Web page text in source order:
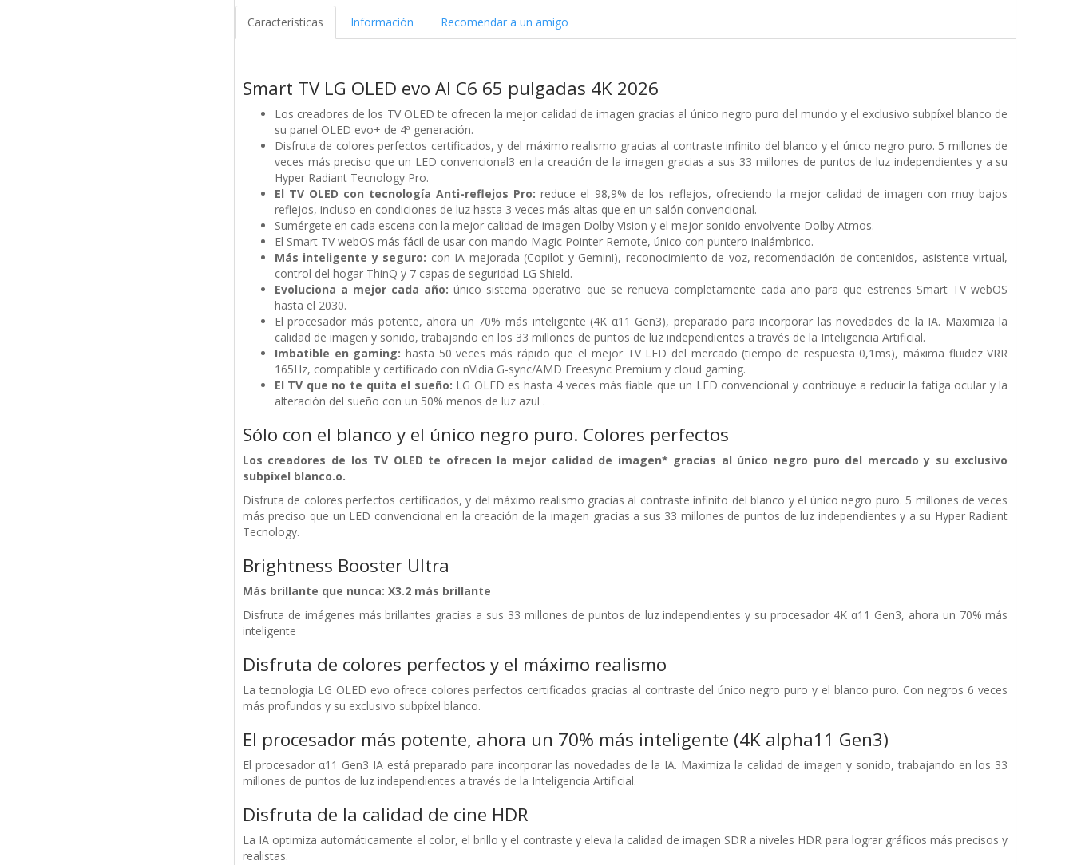
Características Información Recomendar a un amigo
Smart TV LG OLED evo AI C6 65 pulgadas 4K 2026
Los creadores de los TV OLED te ofrecen la mejor calidad de imagen gracias al único negro puro del mundo y el exclusivo subpíxel blanco de
su panel OLED evo+ de 4ª generación.
Disfruta de colores perfectos certificados, y del máximo realismo gracias al contraste infinito del blanco y el único negro puro. 5 millones de
veces más preciso que un LED convencional3 en la creación de la imagen gracias a sus 33 millones de puntos de luz independientes y a su
Hyper Radiant Tecnology Pro.
El TV OLED con tecnología Anti-reflejos Pro: reduce el 98,9% de los reflejos, ofreciendo la mejor calidad de imagen con muy bajos
reflejos, incluso en condiciones de luz hasta 3 veces más altas que en un salón convencional.
Sumérgete en cada escena con la mejor calidad de imagen Dolby Vision y el mejor sonido envolvente Dolby Atmos.
El Smart TV webOS más fácil de usar con mando Magic Pointer Remote, único con puntero inalámbrico.
Más inteligente y seguro: con IA mejorada (Copilot y Gemini), reconocimiento de voz, recomendación de contenidos, asistente virtual,
control del hogar ThinQ y 7 capas de seguridad LG Shield.
Evoluciona a mejor cada año: único sistema operativo que se renueva completamente cada año para que estrenes Smart TV webOS
hasta el 2030.
El procesador más potente, ahora un 70% más inteligente (4K α11 Gen3), preparado para incorporar las novedades de la IA. Maximiza la
calidad de imagen y sonido, trabajando en los 33 millones de puntos de luz independientes a través de la Inteligencia Artificial.
Imbatible en gaming: hasta 50 veces más rápido que el mejor TV LED del mercado (tiempo de respuesta 0,1ms), máxima fluidez VRR
165Hz, compatible y certificado con nVidia G-sync/AMD Freesync Premium y cloud gaming.
El TV que no te quita el sueño: LG OLED es hasta 4 veces más fiable que un LED convencional y contribuye a reducir la fatiga ocular y la
alteración del sueño con un 50% menos de luz azul .
Sólo con el blanco y el único negro puro. Colores perfectos
Los creadores de los TV OLED te ofrecen la mejor calidad de imagen* gracias al único negro puro del mercado y su exclusivo
subpíxel blanco.o.
Disfruta de colores perfectos certificados, y del máximo realismo gracias al contraste infinito del blanco y el único negro puro. 5 millones de veces
más preciso que un LED convencional en la creación de la imagen gracias a sus 33 millones de puntos de luz independientes y a su Hyper Radiant
Tecnology.
Brightness Booster Ultra
Más brillante que nunca: X3.2 más brillante
Disfruta de imágenes más brillantes gracias a sus 33 millones de puntos de luz independientes y su procesador 4K α11 Gen3, ahora un 70% más
inteligente
Disfruta de colores perfectos y el máximo realismo
La tecnologia LG OLED evo ofrece colores perfectos certificados gracias al contraste del único negro puro y el blanco puro. Con negros 6 veces
más profundos y su exclusivo subpíxel blanco.
El procesador más potente, ahora un 70% más inteligente (4K alpha11 Gen3)
El procesador α11 Gen3 IA está preparado para incorporar las novedades de la IA. Maximiza la calidad de imagen y sonido, trabajando en los 33
millones de puntos de luz independientes a través de la Inteligencia Artificial.
Disfruta de la calidad de cine HDR
La IA optimiza automáticamente el color, el brillo y el contraste y eleva la calidad de imagen SDR a niveles HDR para lograr gráficos más precisos y
realistas.